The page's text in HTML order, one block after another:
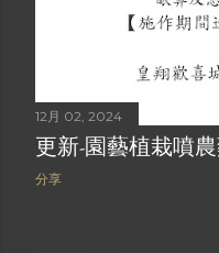
12月 02, 2024
更新-園藝植栽噴
分享